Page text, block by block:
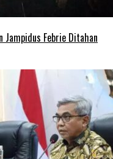
Jampidus Febrie Ditahan